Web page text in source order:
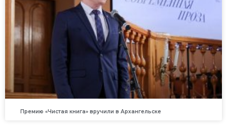
Премию «Чистая книга» вручили в Архангельске